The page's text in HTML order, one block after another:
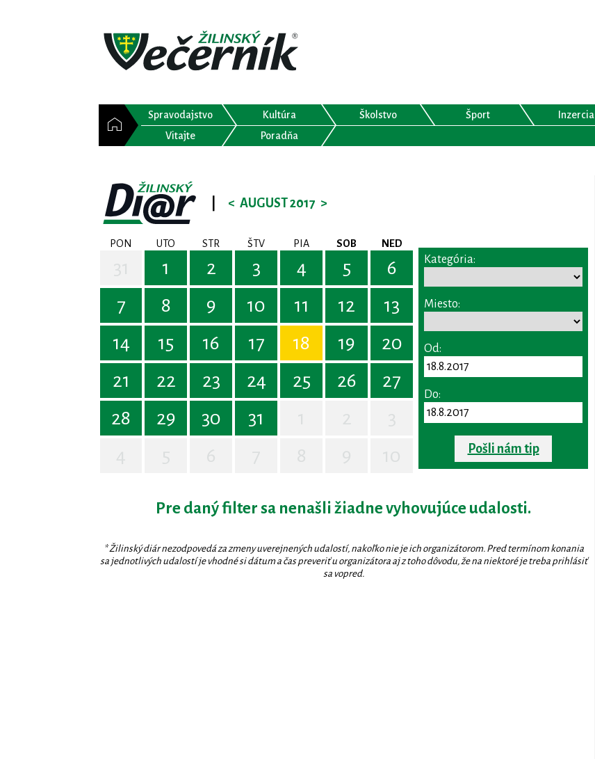
Spravodajstvo Kultúra Školstvo Šport Inzercia
Vitajte
Poradňa
< AUGUST 2017 >
PON UTO STR ŠTV PIA SOB NED
1 2 3 4 5
6
7
8 9 10 11 12
13
14
15 16 17 18 19
20
21
22 23 24 25 26
27
28
29 30 31
Kategória:
Miesto:
Od:
Do:
Pošli nám tip
Pre daný filter sa nenašli žiadne vyhovujúce udalosti.
* Žilinský diár nezodpovedá za zmeny uverejnených udalostí, nakoľko nie je ich organizátorom. Pred termínom konania
sa jednotlivých udalostí je vhodné si dátum a čas preveriť u organizátora aj z toho dôvodu, že na niektoré je treba prihlásiť
sa vopred.